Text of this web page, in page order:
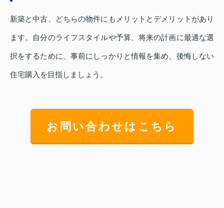
新築と中古、どちらの物件にもメリットとデメリットがあり
ます。自分のライフスタイルや予算、将来の計画に最適な選
択をするために、事前にしっかりと情報を集め、後悔しない
住宅購入を目指しましょう。
お問い合わせはこちら